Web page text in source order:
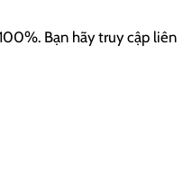
Bạn hãy truy cập liên